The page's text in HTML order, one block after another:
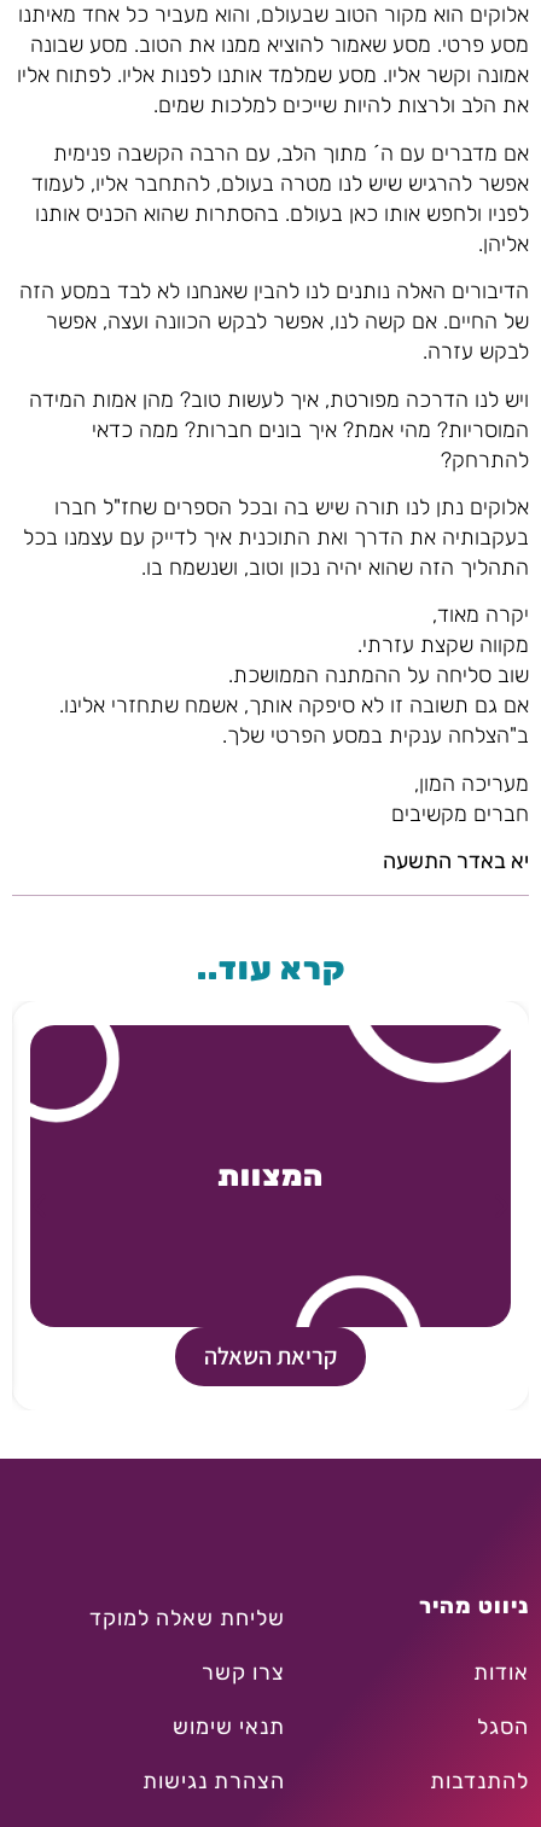
אלוקים הוא מקור הטוב שבעולם, והוא מעביר כל אחד מאיתנו
מסע פרטי. מסע שאמור להוציא ממנו את הטוב. מסע שבונה
אמונה וקשר אליו. מסע שמלמד אותנו לפנות אליו. לפתוח אליו
את הלב ולרצות להיות שייכים למלכות שמים.
אם מדברים עם ה´ מתוך הלב, עם הרבה הקשבה פנימית
אפשר להרגיש שיש לנו מטרה בעולם, להתחבר אליו, לעמוד
לפניו ולחפש אותו כאן בעולם. בהסתרות שהוא הכניס אותנו
אליהן.
הדיבורים האלה נותנים לנו להבין שאנחנו לא לבד במסע הזה
של החיים. אם קשה לנו, אפשר לבקש הכוונה ועצה, אפשר
לבקש עזרה.
ויש לנו הדרכה מפורטת, איך לעשות טוב? מהן אמות המידה
המוסריות? מהי אמת? איך בונים חברות? ממה כדאי
להתרחק?
אלוקים נתן לנו תורה שיש בה ובכל הספרים שחז"ל חברו
בעקבותיה את הדרך ואת התוכנית איך לדייק עם עצמנו בכל
התהליך הזה שהוא יהיה נכון וטוב, ושנשמח בו.
יקרה מאוד,
מקווה שקצת עזרתי.
שוב סליחה על ההמתנה הממושכת.
אם גם תשובה זו לא סיפקה אותך, אשמח שתחזרי אלינו.
ב"הצלחה ענקית במסע הפרטי שלך.
מעריכה המון,
חברים מקשיבים
יא באדר התשעה
קרא עוד..
המצוות
קריאת השאלה
ניווט מהיר
אודות
הסגל
להתנדבות
שליחת שאלה למוקד
צרו קשר
תנאי שימוש
הצהרת נגישות